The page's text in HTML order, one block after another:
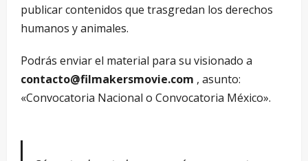
publicar contenidos que trasgredan los derechos
humanos y animales.
Podrás enviar el material para su visionado a
contacto@filmakersmovie.com , asunto:
«Convocatoria Nacional o Convocatoria México».